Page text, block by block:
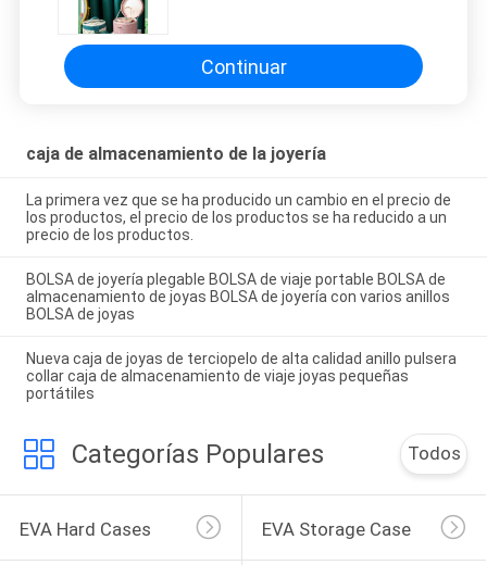
Continuar
caja de almacenamiento de la joyería
La primera vez que se ha producido un cambio en el precio de
los productos, el precio de los productos se ha reducido a un
precio de los productos.
BOLSA de joyería plegable BOLSA de viaje portable BOLSA de
almacenamiento de joyas BOLSA de joyería con varios anillos
BOLSA de joyas
Nueva caja de joyas de terciopelo de alta calidad anillo pulsera
collar caja de almacenamiento de viaje joyas pequeñas
portátiles
Categorías Populares Todos
EVA Hard Cases EVA Storage Case